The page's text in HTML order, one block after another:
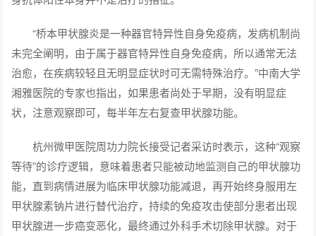
“桥本甲状腺炎是一种器官特异性自身免疫病，发病机制尚
未完全阐明，由于属于器官特异性自身免疫病，所以通常无法
治愈，在疾病较轻且无明显症状时可无需特殊治疗。”中南大学
湘雅医院的专家也指出，如果患者尚处于早期，没有明显症
状，注意观察即可，每半年左右复查甲状腺功能。
杭州微甲医院周功力院长接受记者采访时表示，这种“观察
等待”的诊疗逻辑，意味着患者只能被动地监测自己的甲状腺功
能，直到病情进展为临床甲状腺功能减退，再开始终身服用左
甲状腺素钠片进行替代治疗，持续的免疫攻击使部分患者出现
甲状腺进一步癌变恶化，最终通过外科手术切除甲状腺。对于